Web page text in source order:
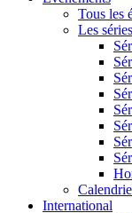
Tous les
Les séries
International